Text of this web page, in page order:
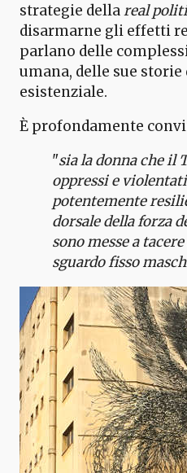
strategie dellareal
disarmarne gli effetti
parlano delle
umana, delle sue
esistenziale.
È profondamente
"sia la donna che il
oppressi e
potentemente
dorsale della forza
sono messe a
sguardo fisso